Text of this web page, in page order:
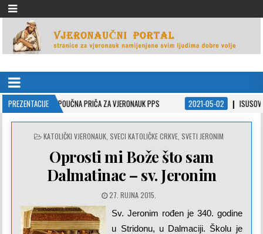
VJERONAUČNI PORTAL
PREZENTACIJEPRIČA ZA VJERONAUK PPS 2021-05-02 ISUSOVE PRISPODOBE U
POSTED
KATOLIČKI VJERONAUK, SVECI KATOLIČKE CRKVE, SVETI JERONIM
Oprosti mi Bože što sam
Dalmatinac – sv. Jeronim
27. RUJNA 2015.
Sv. Jeronim rođen je 340. godine
u Stridonu, u Dalmaciji. Školu je